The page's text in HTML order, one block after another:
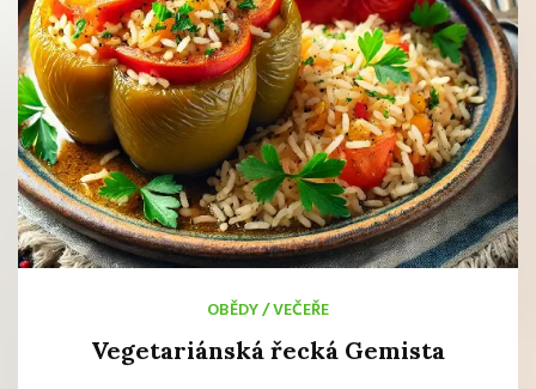
OBĚDY/VEČEŘE
Vegetariánská řecká Gemista